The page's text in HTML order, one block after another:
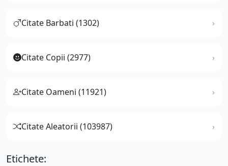
Citate Barbati (1302)
Citate Copii (2977)
Citate Oameni (11921)
Citate Aleatorii (103987)
Etichete: